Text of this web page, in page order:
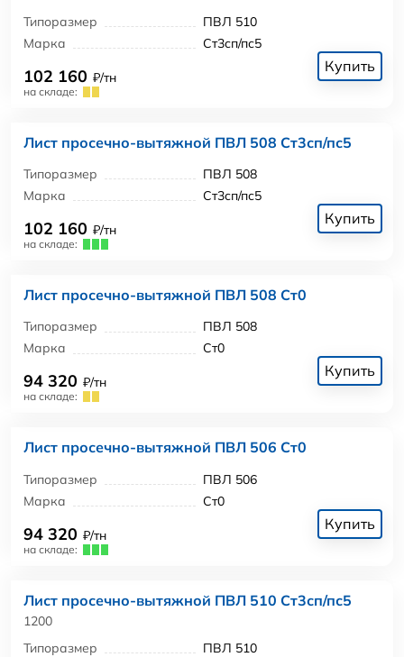
Типоразмер
ПВЛ 510
Марка
Ст3сп/пс5
102 160 ₽/тн
на складе:
Купить
Лист просечно-вытяжной ПВЛ 508 Ст3сп/пс5
Типоразмер
ПВЛ 508
Марка
Ст3сп/пс5
102 160 ₽/тн
на складе:
Купить
Лист просечно-вытяжной ПВЛ 508 Ст0
Типоразмер
ПВЛ 508
Марка
Ст0
94 320 ₽/тн
на складе:
Купить
Лист просечно-вытяжной ПВЛ 506 Ст0
Типоразмер
ПВЛ 506
Марка
Ст0
94 320 ₽/тн
на складе:
Купить
Лист просечно-вытяжной ПВЛ 510 Ст3сп/пс5
1200
Типоразмер
ПВЛ 510